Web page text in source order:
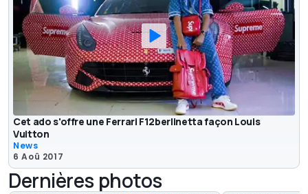
Cet ado s'offre une Ferrari F12berlinetta façon Louis
Vuitton
News
6 Aoû 2017
Dernières photos